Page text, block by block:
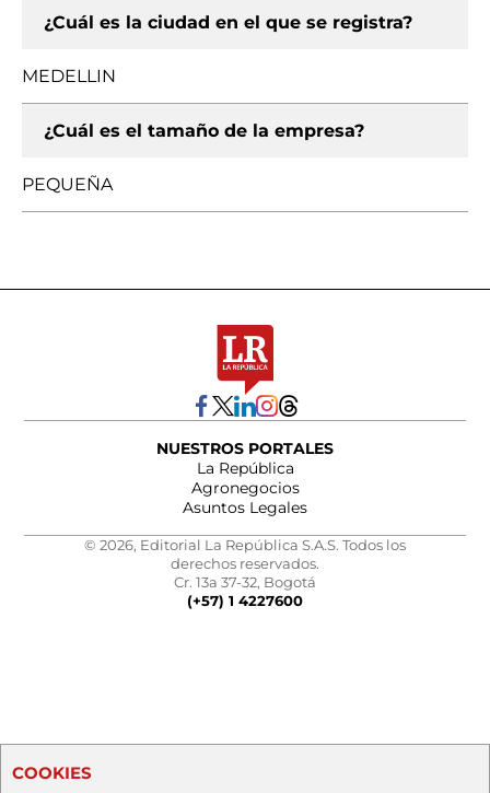
¿Cuál es la ciudad en el que se registra?
MEDELLIN
¿Cuál es el tamaño de la empresa?
PEQUEÑA
NUESTROS PORTALES
La República
Agronegocios
Asuntos Legales
© 2026, Editorial La República S.A.S. Todos los
derechos reservados.
Cr. 13a 37-32, Bogotá
(+57) 1 4227600
COOKIES